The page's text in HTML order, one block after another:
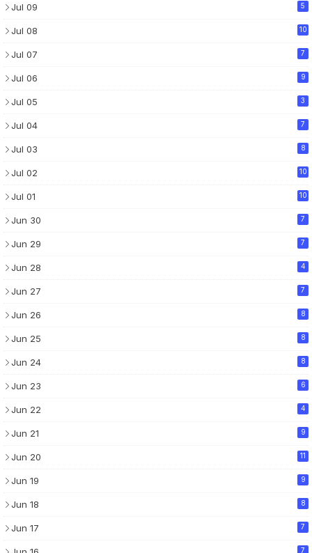
Jul 09 5
Jul 08 10
Jul 07 7
Jul 06 9
Jul 05 3
Jul 04 7
Jul 03 8
Jul 02 10
Jul 01 10
Jun 30 7
Jun 29 7
Jun 28 4
Jun 27 7
Jun 26 8
Jun 25 8
Jun 24 8
Jun 23 6
Jun 22 4
Jun 21 9
Jun 20 11
Jun 19 9
Jun 18 8
Jun 17 7
7